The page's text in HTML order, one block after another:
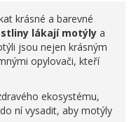
krásné a barevné
lákají motýly a
jsou nejen krásným
opylovači, kteří
ekosystému,
ní vysadit, aby motýly